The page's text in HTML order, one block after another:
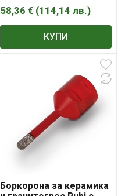
Drygres
58,36 € (114,14 лв.)
КУПИ
Боркорона за керамика